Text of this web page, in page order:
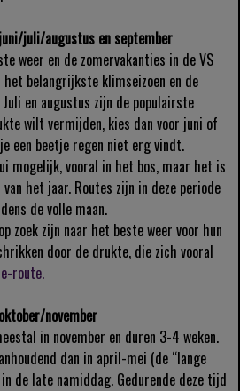
juli/augustus en september
weer en de zomervakanties in de VS
belangrijkste klimseizoen en de
en augustus zijn de populairste
wilt vermijden, kies dan voor juni of
een beetje regen niet erg vindt.
mogelijk, vooral in het bos, maar het is
het jaar. Routes zijn in deze periode
de volle maan.
zoek zijn naar het beste weer voor hun
door de drukte, die zich vooral
route.
november
in november en duren 3-4 weken.
dan in april-mei (de “lange
de late namiddag. Gedurende deze tijd